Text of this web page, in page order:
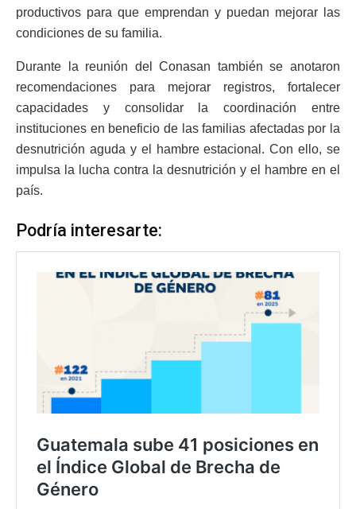
productivos para que emprendan y puedan mejorar las
condiciones de su familia.
Durante la reunión del Conasan también se anotaron
recomendaciones para mejorar registros, fortalecer
capacidades y consolidar la coordinación entre
instituciones en beneficio de las familias afectadas por la
desnutrición aguda y el hambre estacional. Con ello, se
impulsa la lucha contra la desnutrición y el hambre en el
país.
Podría interesarte: